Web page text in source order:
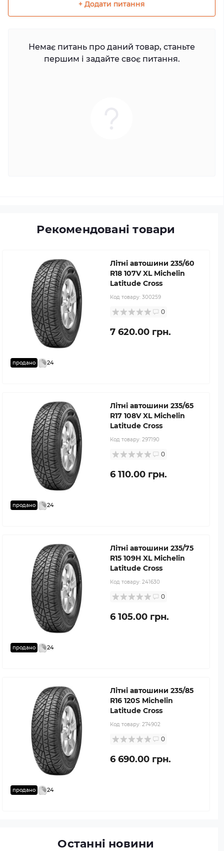
+ Додати питання
Немає питань про даний товар, станьте
першим і задайте своє питання.
Рекомендовані товари
продано 24
Літні автошини 235/60
R18 107V XL Michelin
Latitude Cross
Код товару: 300259
0
7 620.00 грн.
продано 24
Літні автошини 235/65
R17 108V XL Michelin
Latitude Cross
Код товару: 297190
0
6 110.00 грн.
продано 24
Літні автошини 235/75
R15 109H XL Michelin
Latitude Cross
Код товару: 241630
0
6 105.00 грн.
продано 24
Літні автошини 235/85
R16 120S Michelin
Latitude Cross
Код товару: 274902
0
6 690.00 грн.
Останні новини